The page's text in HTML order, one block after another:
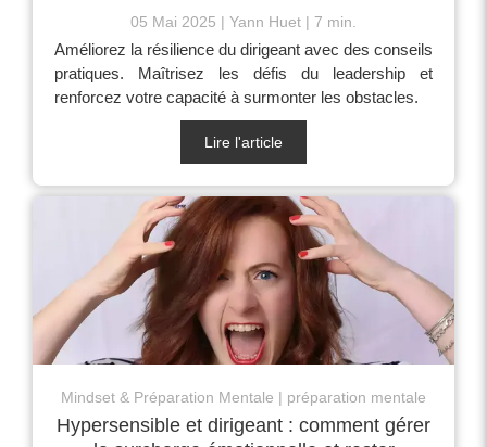
05 Mai 2025 Yann Huet 7 min.
Améliorez la résilience du dirigeant avec des conseils
pratiques. Maîtrisez les défis du leadership et
renforcez votre capacité à surmonter les obstacles.
Lire l'article
Mindset & Préparation Mentale préparation mentale
Hypersensible et dirigeant : comment gérer